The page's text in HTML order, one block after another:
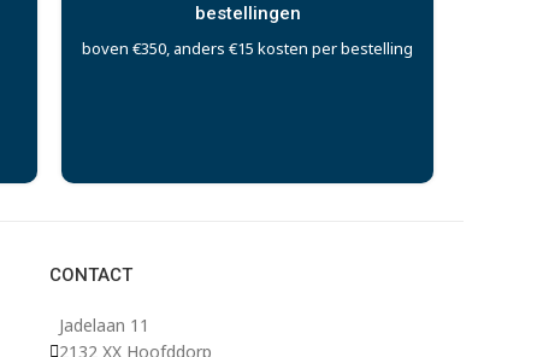
bestellingen
boven €350, anders €15 kosten per bestelling
CONTACT
Jadelaan 11
2132 XX Hoofddorp